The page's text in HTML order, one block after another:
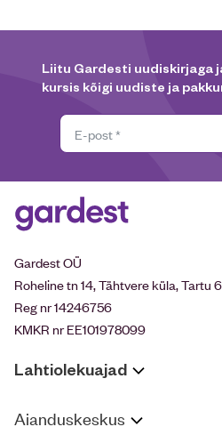
Liitu Gardesti uudiskirjaga
kursis kõigi uudiste ja
Gardest OÜ
Roheline tn 14, Tähtvere küla, Tartu
Reg nr 14246756
KMKR nr EE101978099
Lahtiolekuajad
Aianduskeskus